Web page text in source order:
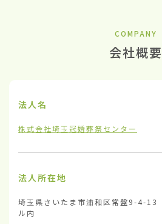
COMPANY
会社概要
法人名
株式会社埼玉冠婚葬祭センター
法人所在地
埼玉県さいたま市浦和区常盤9-4-13
ル内